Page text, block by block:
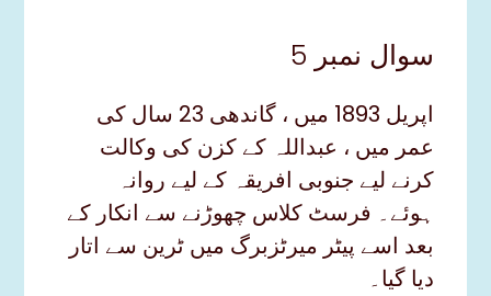
سوال نمبر 5
اپریل 1893 میں ، گاندھی 23 سال کی
عمر میں ، عبداللہ کے کزن کی وکالت
کرنے لیے جنوبی افریقہ کے لیے روانہ
ہوئے۔ فرسٹ کلاس چھوڑنے سے انکار کے
بعد اسے پیٹر میرٹزبرگ میں ٹرین سے اتار
دیا گیا۔